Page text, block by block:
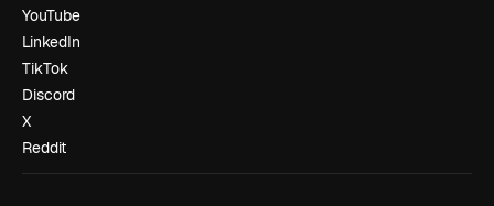
YouTube
LinkedIn
TikTok
Discord
X
Reddit